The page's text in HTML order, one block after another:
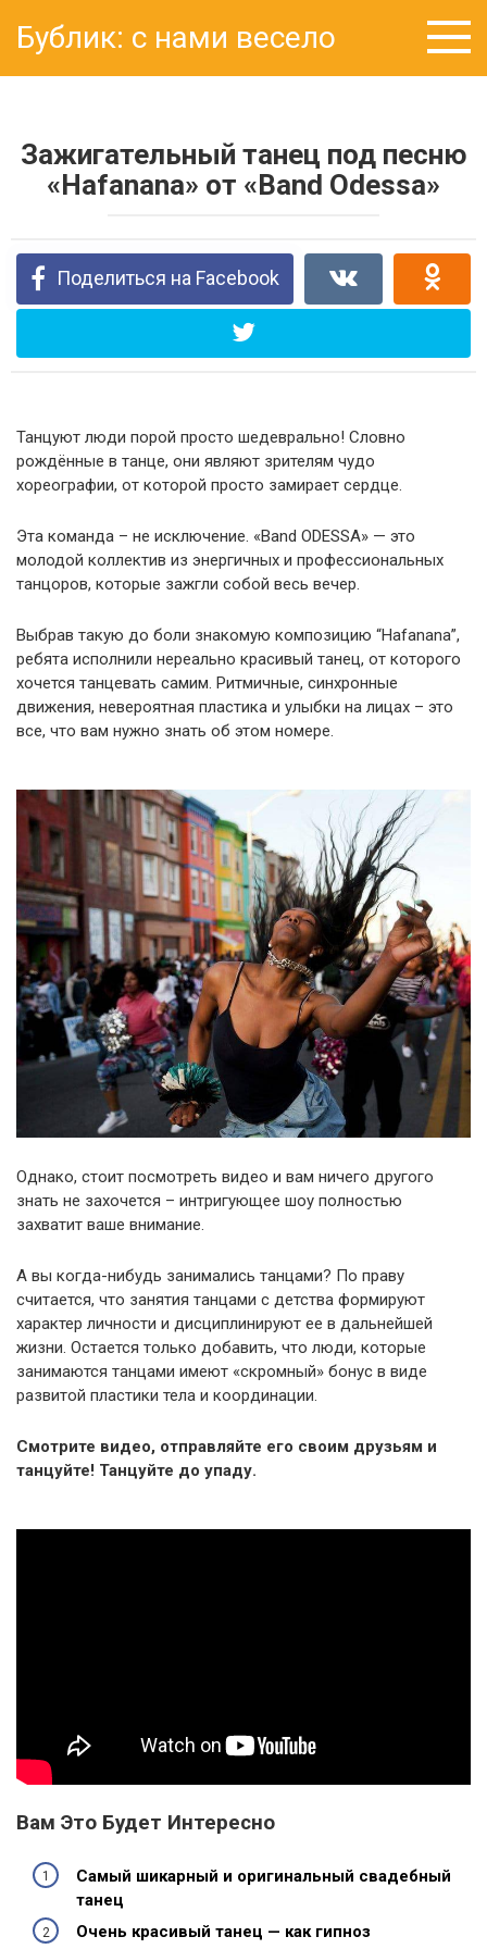
контенту
Бублик: с нами весело
Зажигательный танец под песню
«Hafanana» от «Band Odessa»
Поделиться на Facebook
Танцуют люди порой просто шедеврально! Словно
рождённые в танце, они являют зрителям чудо
хореографии, от которой просто замирает сердце.
Эта команда – не исключение. «Band ODESSA» — это
молодой коллектив из энергичных и профессиональных
танцоров, которые зажгли собой весь вечер.
Выбрав такую до боли знакомую композицию “Hafanana”,
ребята исполнили нереально красивый танец, от которого
хочется танцевать самим. Ритмичные, синхронные
движения, невероятная пластика и улыбки на лицах – это
все, что вам нужно знать об этом номере.
Однако, стоит посмотреть видео и вам ничего другого
знать не захочется – интригующее шоу полностью
захватит ваше внимание.
А вы когда-нибудь занимались танцами? По праву
считается, что занятия танцами с детства формируют
характер личности и дисциплинируют ее в дальнейшей
жизни. Остается только добавить, что люди, которые
занимаются танцами имеют «скромный» бонус в виде
развитой пластики тела и координации.
Смотрите видео, отправляйте его своим друзьям и
танцуйте! Танцуйте до упаду.
Вам Это Будет Интересно
Самый шикарный и оригинальный свадебный
танец
Очень красивый танец — как гипноз